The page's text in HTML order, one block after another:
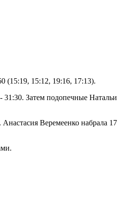
(15:19, 15:12, 19:16, 17:13).
Затем подопечные Натальи
Веремеенко набрала 17